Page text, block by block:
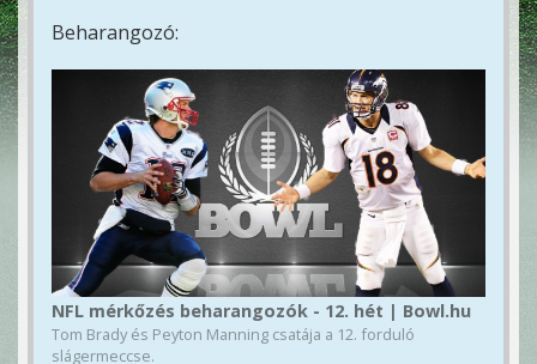
Beharangozó:
NFL mérkőzés beharangozók - 12. hét | Bowl.hu
Tom Brady és Peyton Manning csatája a 12. forduló
slágermeccse.